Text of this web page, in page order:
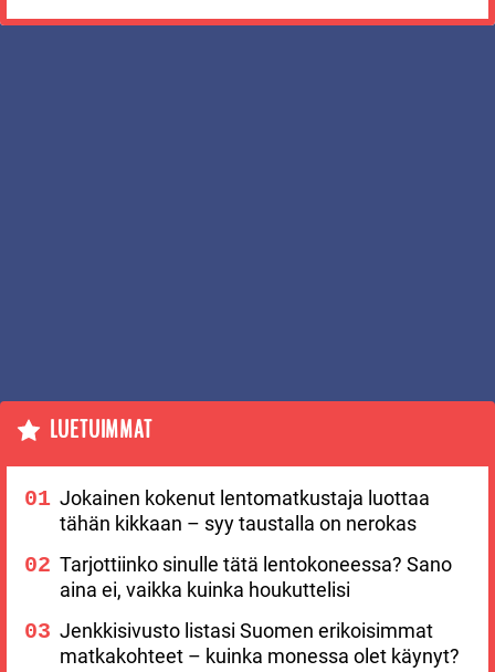
LUETUIMMAT
Jokainen kokenut lentomatkustaja luottaa
tähän kikkaan – syy taustalla on nerokas
Tarjottiinko sinulle tätä lentokoneessa? Sano
aina ei, vaikka kuinka houkuttelisi
Jenkkisivusto listasi Suomen erikoisimmat
matkakohteet – kuinka monessa olet käynyt?